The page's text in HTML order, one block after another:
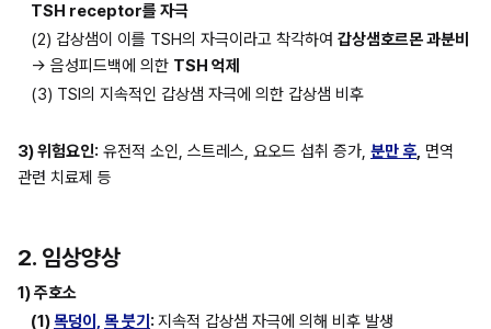
TSH receptor를 자극
(2) 갑상샘이 이를 TSH의 자극이라고 착각하여 갑상샘호르몬 과분비
→ 음성피드백에 의한 TSH 억제
(3) TSI의 지속적인 갑상샘 자극에 의한 갑상샘 비후
3) 위험요인: 유전적 소인, 스트레스, 요오드 섭취 증가, 분만 후, 면역
관련 치료제 등
2. 임상양상
1) 주호소
(1) 목덩이, 목 붓기 : 지속적 갑상샘 자극에 의해 비후 발생